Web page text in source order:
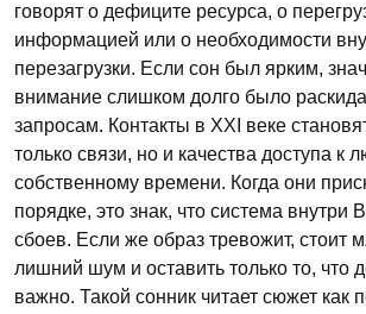
говорят о дефиците ресурса, о
информацией или о необходимости
перезагрузки. Если сон был ярким,
внимание слишком долго было
запросам. Контакты в XXI веке
только связи, но и качества доступа к
собственному времени. Когда они
порядке, это знак, что система внутри
сбоев. Если же образ тревожит, стоит
лишний шум и оставить только то, что
важно. Такой сонник читает сюжет как